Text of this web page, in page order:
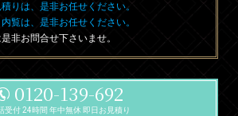
りは、是非お任せください。
覧は、是非お任せください。
非お問合せ下さいませ。
0120-139-692
受付 24時間 年中無休 即日お見積り